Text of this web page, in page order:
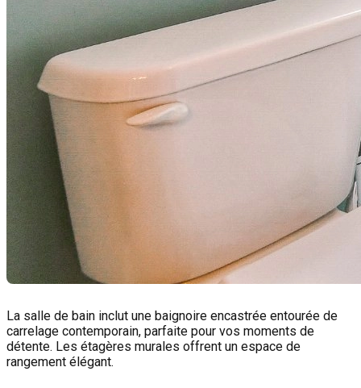
La salle de bain inclut une baignoire encastrée entourée de
carrelage contemporain, parfaite pour vos moments de
détente. Les étagères murales offrent un espace de
rangement élégant.